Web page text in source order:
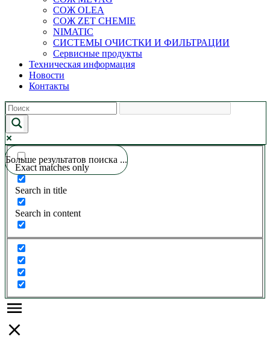
СОЖ OLEA
СОЖ ZET CHEMIE
NIMATIC
СИСТЕМЫ ОЧИСТКИ И ФИЛЬТРАЦИИ
Сервисные продукты
Техническая информация
Новости
Контакты
Больше результатов поиска ...
Exact matches only
Search in title
Search in content